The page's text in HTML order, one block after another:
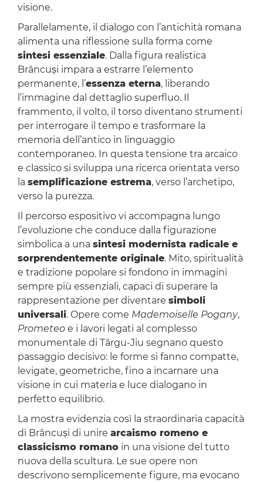
visione.
Parallelamente, il dialogo con l’antichità romana
alimenta una riflessione sulla forma come
sintesi essenziale. Dalla figura realistica
Brâncuși impara a estrarre l’elemento
permanente, l’essenza eterna, liberando
l’immagine dal dettaglio superfluo. Il
frammento, il volto, il torso diventano strumenti
per interrogare il tempo e trasformare la
memoria dell’antico in linguaggio
contemporaneo. In questa tensione tra arcaico
e classico si sviluppa una ricerca orientata verso
la semplificazione estrema, verso l’archetipo,
verso la purezza.
Il percorso espositivo vi accompagna lungo
l’evoluzione che conduce dalla figurazione
simbolica a una sintesi modernista radicale e
sorprendentemente originale. Mito, spiritualità
e tradizione popolare si fondono in immagini
sempre più essenziali, capaci di superare la
rappresentazione per diventare simboli
universali. Opere come Mademoiselle Pogany,
Prometeoe i lavori legati al complesso
monumentale di Târgu-Jiu segnano questo
passaggio decisivo: le forme si fanno compatte,
levigate, geometriche, fino a incarnare una
visione in cui materia e luce dialogano in
perfetto equilibrio.
La mostra evidenzia così la straordinaria capacità
di Brâncuși di unire arcaismo romeno e
classicismo romanoin una visione del tutto
nuova della scultura. Le sue opere non
descrivono semplicemente figure, ma evocano